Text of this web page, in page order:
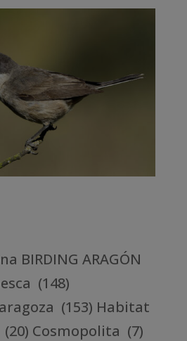
BIRDING ARAGÓN
(148)
(153) Habitat
Cosmopolita (7)